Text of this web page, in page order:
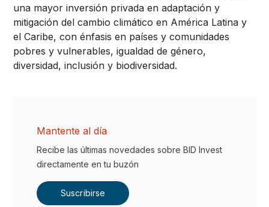
una mayor inversión privada en adaptación y
mitigación del cambio climático en América Latina y
el Caribe, con énfasis en países y comunidades
pobres y vulnerables, igualdad de género,
diversidad, inclusión y biodiversidad.
Mantente al día
Recibe las últimas novedades sobre BID Invest
directamente en tu buzón
Suscribirse